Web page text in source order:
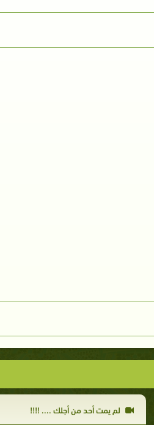
لم يمت أحد من أجلك .... !!!!